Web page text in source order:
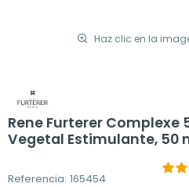
Haz clic en la
Rene Furterer Complexe
Vegetal Estimulante, 50
Referencia: 165454